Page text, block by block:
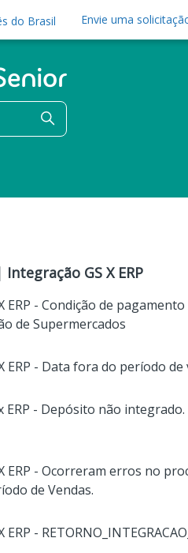
do Brasil Envie uma
GS X ERP
ERP - Condição de pagamento
de Supermercados
ERP - Data fora do período de
ERP - Depósito não integrado.
ERP - Ocorreram erros no
de Vendas.
-